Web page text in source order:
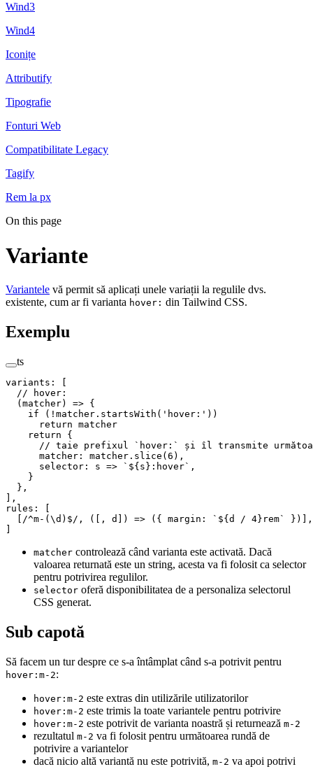
Wind3
Wind4
Iconițe
Attributify
Tipografie
Fonturi Web
Compatibilitate Legacy
Tagify
Rem la px
On this page
Variante
Variantele vă permit să aplicați unele variații la regulile dvs.
existente, cum ar fi varianta hover: din Tailwind CSS.
Exemplu
ts
variants :
  // hover:
  (
matcher) => {
    if
( ! matcher . startsWith ( ' hover: ' ))
      return
matcher
    return
{
// taie prefixul `hover:` și îl transmite
      matcher
: matcher . slice ( 6 ),
      selector
: s => ` ${ s } :hover` ,
    }
  },
],
rules :
/^m- ( \d ) $ / , ([, d ]) => ({ margin : ` ${ d / 4 } rem`
})],
matcher controlează când varianta este activată. Dacă
valoarea returnată este un string, acesta va fi folosit ca selector
pentru potrivirea regulilor.
selector oferă disponibilitatea de a personaliza selectorul
CSS generat.
Sub capotă
Să facem un tur despre ce s-a întâmplat când s-a potrivit pentru
hover:m-2:
hover:m-2 este extras din utilizările utilizatorilor
hover:m-2 este trimis la toate variantele pentru potrivire
hover:m-2 este potrivit de varianta noastră și returnează m-2
rezultatul m-2 va fi folosit pentru următoarea rundă de
potrivire a variantelor
dacă nicio altă variantă nu este potrivită, m-2 va apoi potrivi